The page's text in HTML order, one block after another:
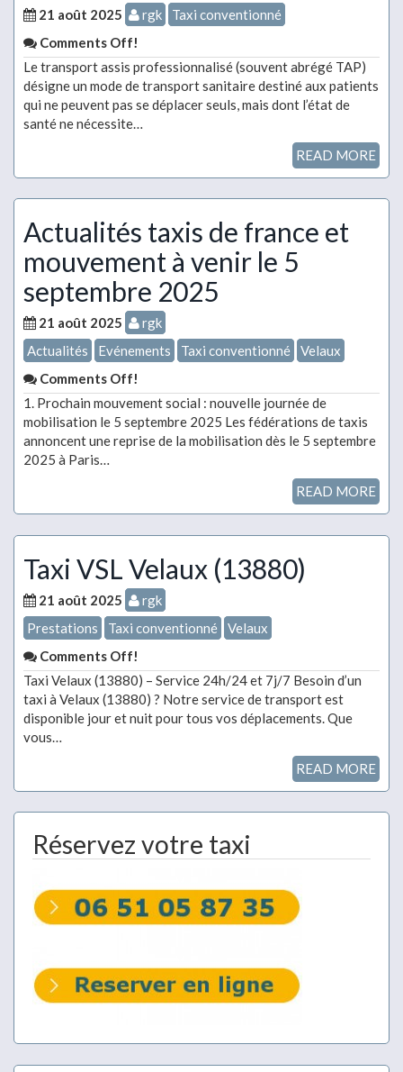
21 août 2025 rgk
Taxi conventionné
Comments Off!
Le transport assis professionnalisé (souvent abrégé TAP)
désigne un mode de transport sanitaire destiné aux patients
qui ne peuvent pas se déplacer seuls, mais dont l’état de
santé ne nécessite…
READ MORE
Actualités taxis de france et
mouvement à venir le 5
septembre 2025
21 août 2025
rgk
Actualités
Evénements Taxi conventionné
Velaux
Comments Off!
1. Prochain mouvement social : nouvelle journée de
mobilisation le 5 septembre 2025 Les fédérations de taxis
annoncent une reprise de la mobilisation dès le 5 septembre
2025 à Paris…
READ MORE
Taxi VSL Velaux (13880)
21 août 2025
rgk
Prestations
Taxi conventionné
Velaux
Comments Off!
Taxi Velaux (13880) – Service 24h/24 et 7j/7 Besoin d’un
taxi à Velaux (13880) ? Notre service de transport est
disponible jour et nuit pour tous vos déplacements. Que
vous…
READ MORE
Réservez votre taxi